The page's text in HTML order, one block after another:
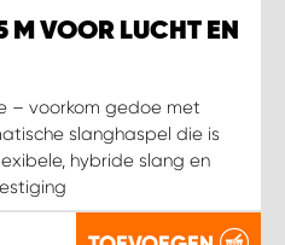
M VOOR LUCHT EN
– voorkom gedoe met
slanghaspel die is
hybride slang en